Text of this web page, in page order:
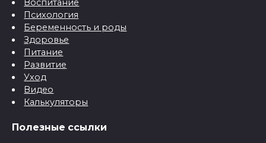
Воспитание
Психология
Беременность и роды
Здоровье
Питание
Развитие
Уход
Видео
Калькуляторы
Полезные ссылки